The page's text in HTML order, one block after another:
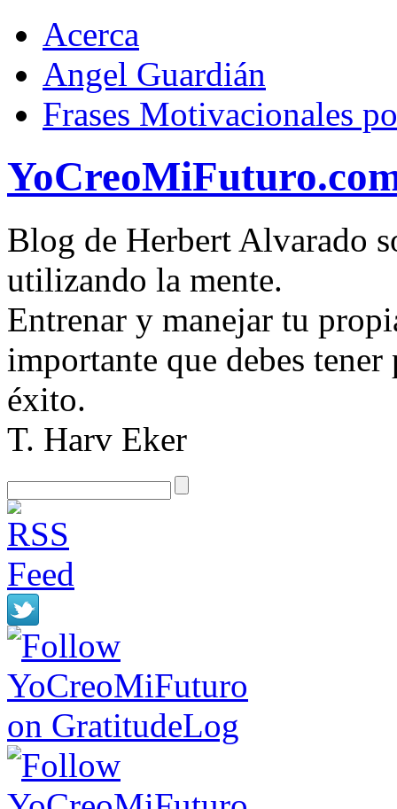
Acerca
Angel Guardián
Frases Motivacionales
Blog de Herbert Alvarado
utilizando la mente.
Entrenar y manejar tu
importante que debes
éxito.
T. Harv Eker